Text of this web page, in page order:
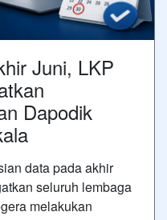
Juni, LKP
Dapodik
data pada akhir
seluruh lembaga
melakukan